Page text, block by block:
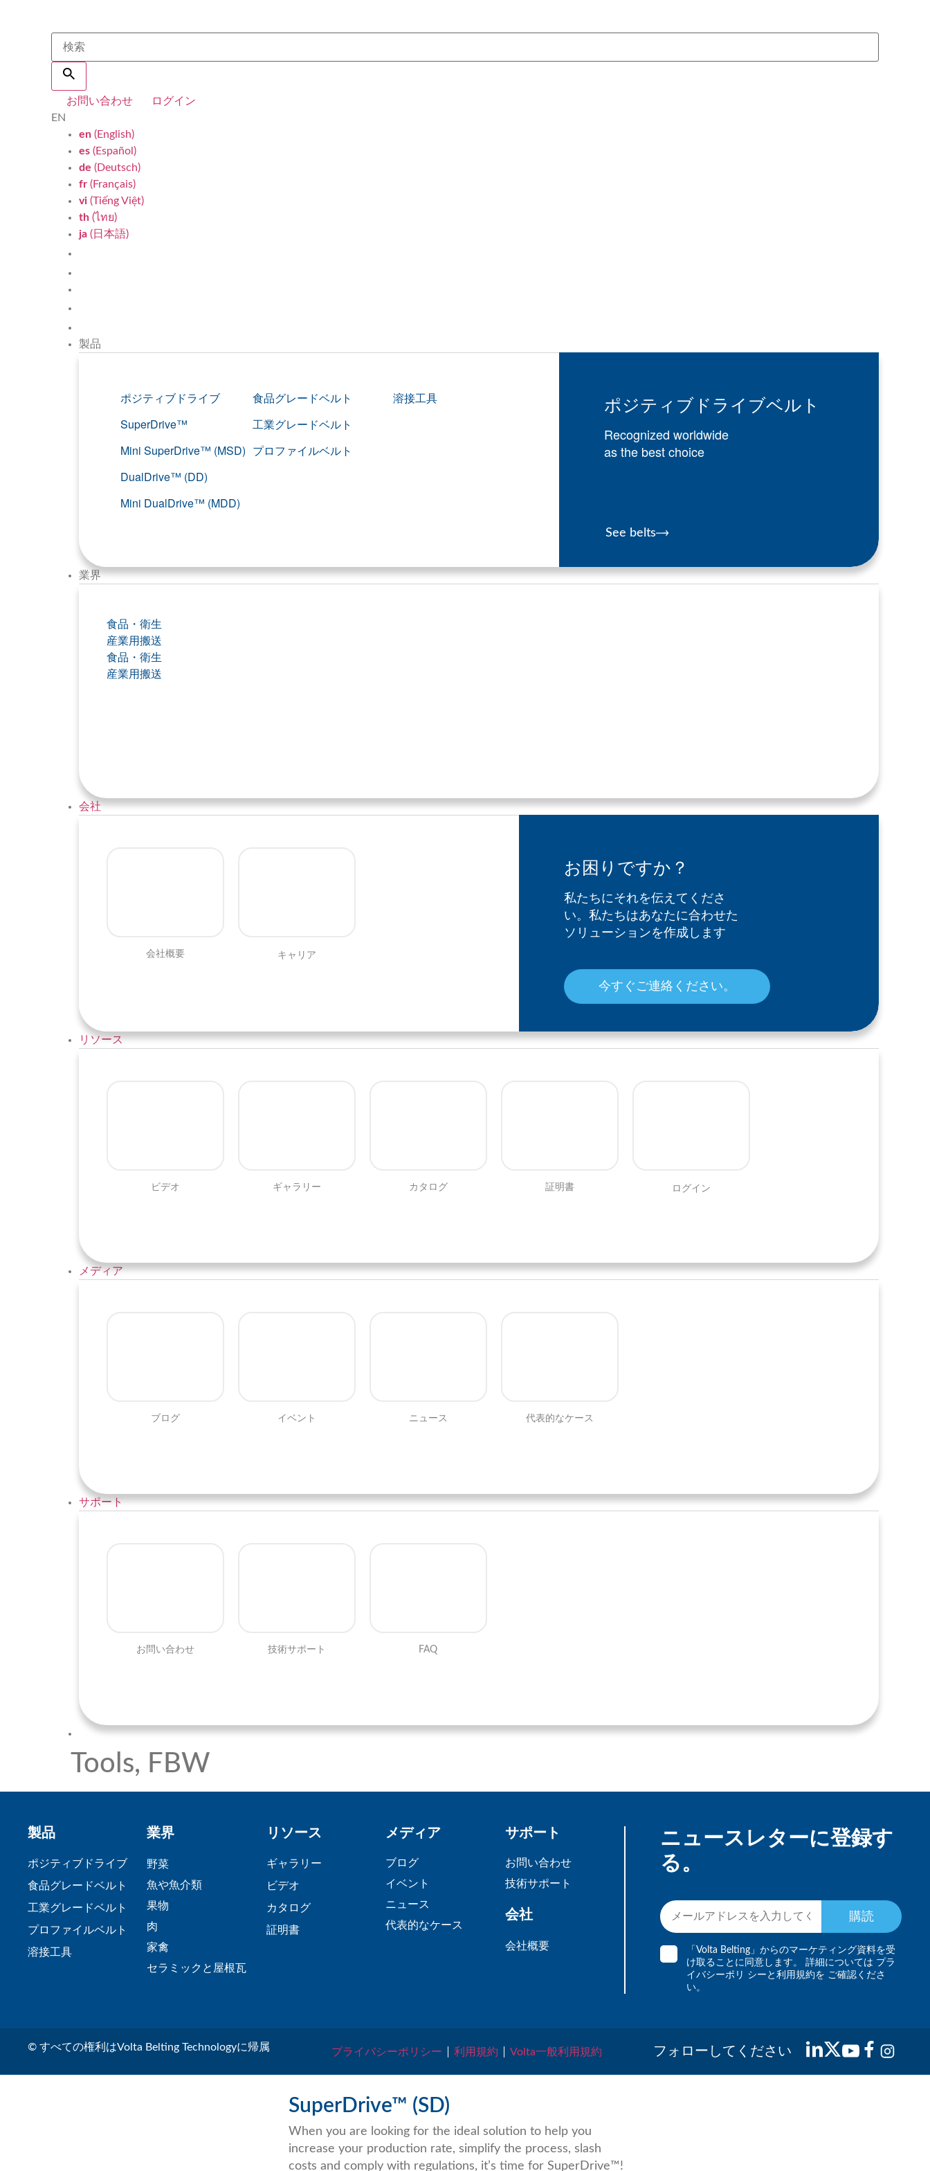
お問い合わせ
ログイン
EN
en(English)
es(Español)
de (Deutsch)
fr(Français)
vi(Tiếng Việt)
th(ไทย)
ja(日本語)
製品
ポジティブドライブ
SuperDrive™
Mini SuperDrive™ (MSD)
DualDrive™ (DD)
Mini DualDrive™ (MDD)
食品グレードベルト
工業グレードベルト
プロファイルベルト
溶接工具 ポジティブドライブベルト
Recognized worldwide
as the best choice
See belts
業界
食品・衛生
産業用搬送
食品・衛生
産業用搬送
会社
会社概要 キャリア
お困りですか？
私たちにそれを伝えてくださ
い。私たちはあなたに合わせた
ソリューションを作成します
今すぐご連絡ください。
リソース
ビデオ ギャラリー カタログ 証明書 ログイン
メディア
ブログ イベント ニュース 代表的なケース
サポート
お問い合わせ 技術サポート FAQ
Tools, FBW
製品
ポジティブドライブ
食品グレードベルト
工業グレードベルト
プロファイルベルト
溶接工具
業界
野菜
魚や魚介類
果物
肉
家禽
セラミックと屋根瓦
リソース
ギャラリー
ビデオ
カタログ
証明書
メディア
ブログ
イベント
ニュース
代表的なケース
サポート
お問い合わせ
技術サポート
会社
会社概要
ニュースレターに登録す
る。
「Volta Belting」からのマーケティング資料を受
け取ることに同意します。 詳細については プラ
イバシーポリ シーと 利用規約を ご確認くださ
い。
購読
© すべての権利はVolta Belting Technologyに帰属 プライバシーポリシー 利用規約 Volta一般利用規約 フォローしてください
SuperDrive™ (SD)
When you are looking for the ideal solution to help you
increase your production rate, simplify the process, slash
costs and comply with regulations, it’s time for SuperDrive™!